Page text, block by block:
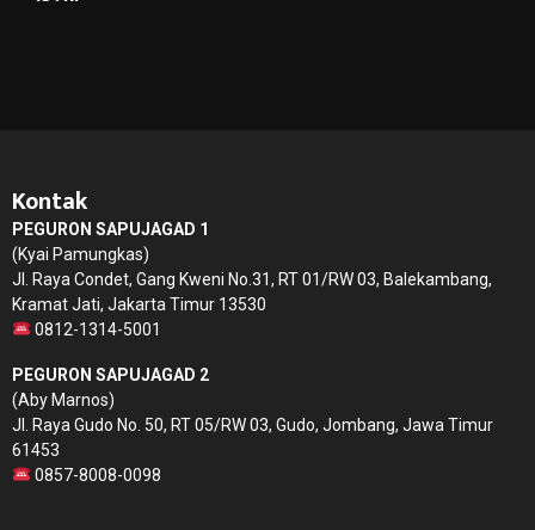
Kontak
PEGURON SAPUJAGAD 1
(Kyai Pamungkas)
Jl. Raya Condet, Gang Kweni No.31, RT 01/RW 03, Balekambang,
Kramat Jati, Jakarta Timur 13530
0812-1314-5001
PEGURON SAPUJAGAD 2
(Aby Marnos)
Jl. Raya Gudo No. 50, RT 05/RW 03, Gudo, Jombang, Jawa Timur
61453
0857-8008-0098